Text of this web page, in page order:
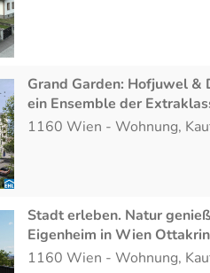
Grand Garden: Hofjuwel &
ein Ensemble der
1160 Wien - Wohnung,
Stadt erleben. Natur
Eigenheim in Wien
1160 Wien - Wohnung,